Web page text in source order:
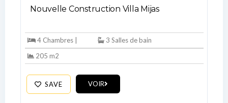
Nouvelle Construction Villa Mijas
4 Chambres |
3 Salles de bain
205 m2
SAVE VOIR